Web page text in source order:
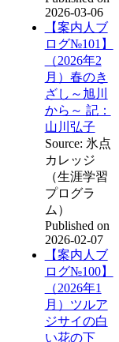
2026-03-06
【案内人ブ
ログ№101】
（2026年2
月）春のき
ざし～旭川
から～ 記：
山川弘子
Source: 氷点
カレッジ
（生涯学習
プログラ
ム）
Published on
2026-02-07
【案内人ブ
ログ№100】
（2026年1
月）ツルア
ジサイの白
い花の下